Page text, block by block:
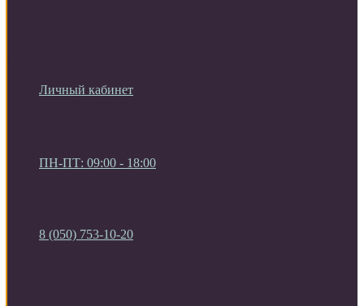
Личный кабинет
ПН-ПТ: 09:00 - 18:00
8 (050) 753-10-20